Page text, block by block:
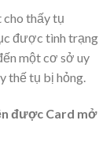
thấy tụ
được tình trạng
một cơ sở uy
thế tụ bị hỏng.
được Card mở